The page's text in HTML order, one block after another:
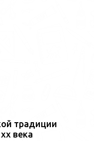
традиции
века